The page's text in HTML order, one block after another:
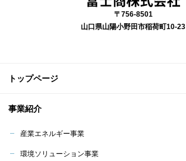
〒756-8501
山口県山陽小野田市稲荷町10-23
トップページ
事業紹介
産業エネルギー事業
環境ソリューション事業